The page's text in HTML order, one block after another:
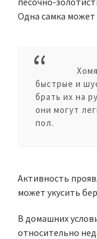
Одна самка
быстрые и
брать их на
они могут
пол.
Активность
может укусить
В домашних
относительно